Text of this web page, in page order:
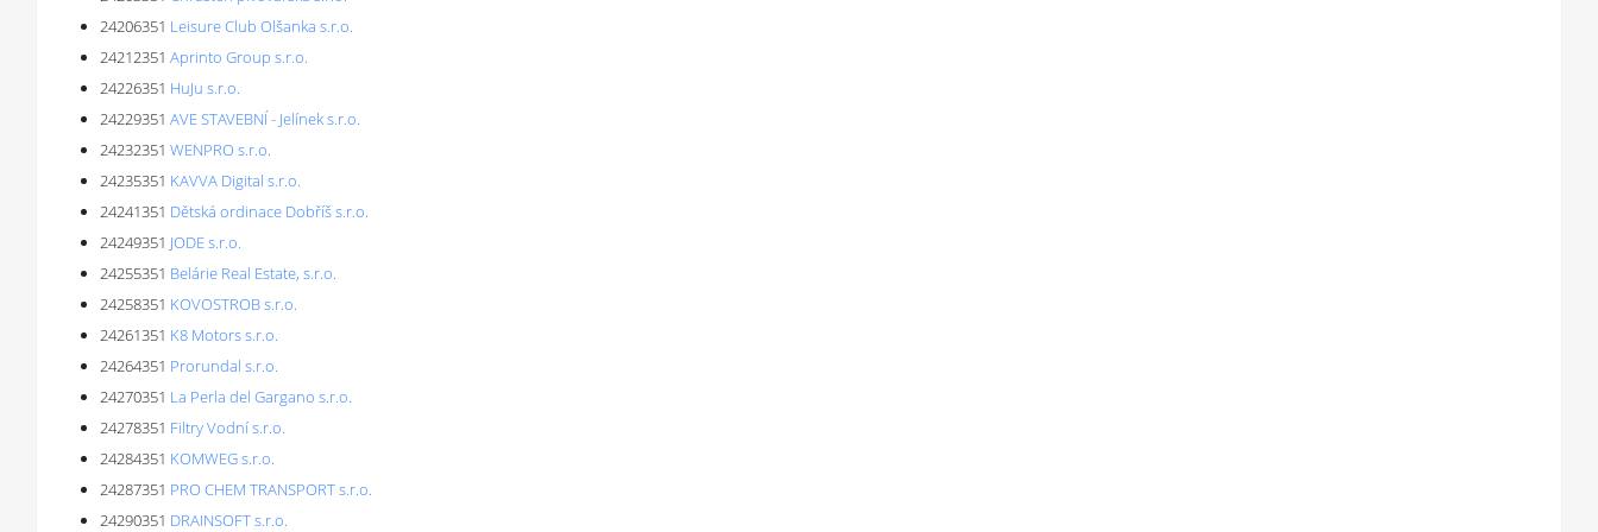
24206351 Leisure Club Olšanka s.r.o.
24212351 Aprinto Group s.r.o.
24226351 HuJu s.r.o.
24229351 AVE STAVEBNÍ - Jelínek s.r.o.
24232351 WENPRO s.r.o.
24235351 KAVVA Digital s.r.o.
24241351 Dětská ordinace Dobříš s.r.o.
24249351 JODE s.r.o.
24255351 Belárie Real Estate, s.r.o.
24258351 KOVOSTROB s.r.o.
24261351 K8 Motors s.r.o.
24264351 Prorundal s.r.o.
24270351 La Perla del Gargano s.r.o.
24278351 Filtry Vodní s.r.o.
24284351 KOMWEG s.r.o.
24287351 PRO CHEM TRANSPORT s.r.o.
24290351 DRAINSOFT s.r.o.